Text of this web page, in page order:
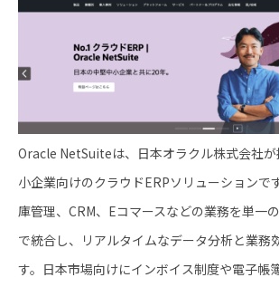
Oracle NetSuiteは、日本オラクル株式会社
小企業向けのクラウドERPソリューションで
庫管理、CRM、Eコマースなどの業務を単一
で統合し、リアルタイムなデータ分析と業務
す。​日本市場向けにインボイス制度や電子帳